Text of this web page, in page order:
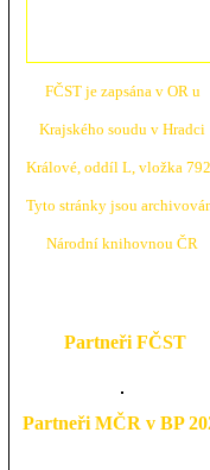
FČST je zapsána v OR u
Krajského soudu v Hradci
Králové, oddíl L, vložka
Tyto stránky jsou
Národní knihovnou ČR
Partneři FČST
Partneři MČR v BP